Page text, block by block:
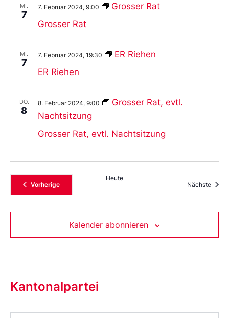
MI.
7
Grosser Rat
7. Februar 2024, 9:00 Grosser Rat
MI.
7
ER Riehen
7. Februar 2024, 19:30 ER Riehen
DO.
8
Grosser Rat, evtl. Nachtsitzung
8. Februar 2024, 9:00
Grosser Rat, evtl.
Nachtsitzung
VorherigeVeranstaltungen
Heute
Nächste
Kalender abonnieren
Kantonalpartei